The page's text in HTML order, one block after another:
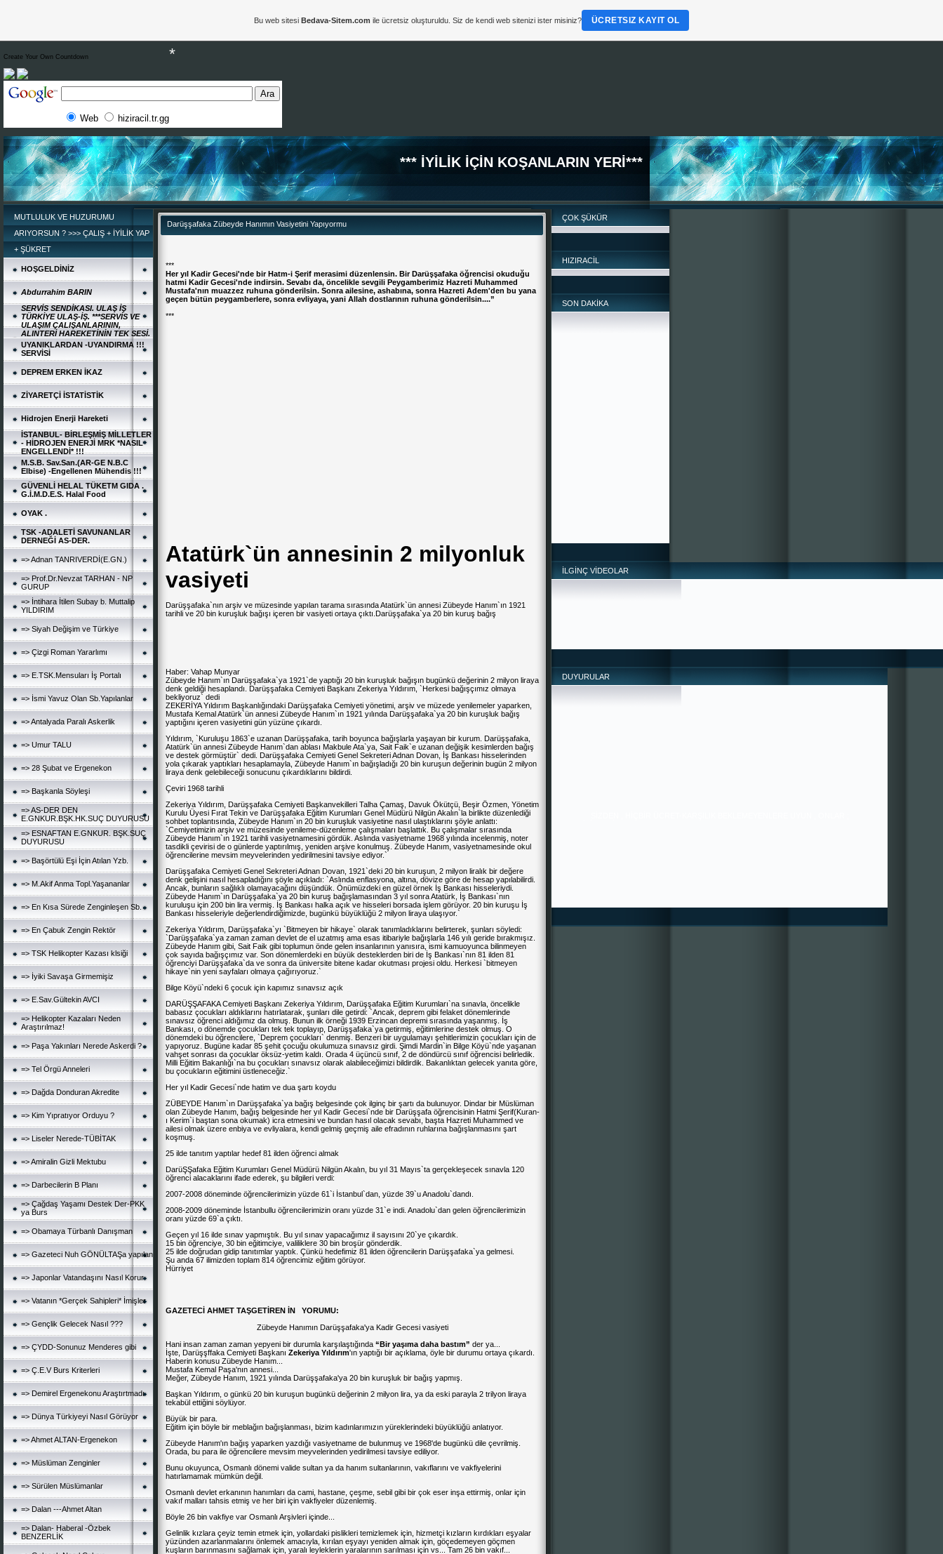
Create Your Own Countdown
Web hiziracil.tr.gg
*** İYİLİK İÇİN KOŞANLARIN YERİ***
MUTLULUK VE HUZURUMU
ARIYORSUN ? >>> ÇALIŞ + İYİLİK YAP
+ ŞÜKRET
HOŞGELDİNİZ
Abdurrahim BARIN
SERVİS SENDİKASI. ULAŞ İŞ
TÜRKİYE ULAŞ-İŞ. ***SERVİS VE
ULAŞIM ÇALIŞANLARININ,
ALINTERİ HAREKETİNİN TEK SESİ.
UYANIKLARDAN -UYANDIRMA !!!
SERVİSİ
DEPREM ERKEN İKAZ
ZİYARETÇİ İSTATİSTİK
Hidrojen Enerji Hareketi
İSTANBUL- BİRLEŞMİŞ MİLLETLER
- HİDROJEN ENERJİ MRK *NASIL
ENGELLENDİ* !!!
M.S.B. Sav.San.(AR-GE N.B.C
Elbise) -Engellenen Mühendis !!!
GÜVENLİ HELAL TÜKETM GIDA .
G.İ.M.D.E.S. Halal Food
OYAK .
TSK -ADALETİ SAVUNANLAR
DERNEĞİ AS-DER.
=> Adnan TANRIVERDİ(E.GN.)
=> Prof.Dr.Nevzat TARHAN - NP
GURUP
=> İntihara İtilen Subay b. Muttalip
YILDIRIM
=> Siyah Değişim ve Türkiye
=> Çizgi Roman Yararlımı
=> E.TSK.Mensuları İş Portalı
=> İsmi Yavuz Olan Sb.Yapılanlar
=> Antalyada Paralı Askerlik
=> Umur TALU
=> 28 Şubat ve Ergenekon
=> Başkanla Söyleşi
=> AS-DER DEN
E.GNKUR.BŞK.HK.SUÇ DUYURUSU
=> ESNAFTAN E.GNKUR. BŞK.SUÇ
DUYURUSU
=> Başörtülü Eşi İçin Atılan Yzb.
=> M.Akif Anma Topl.Yaşananlar
=> En Kısa Sürede Zenginleşen Sb.
=> En Çabuk Zengin Rektör
=> TSK Helikopter Kazası klsiği
=> İyiki Savaşa Girmemişiz
=> E.Sav.Gültekin AVCI
=> Helikopter Kazaları Neden
Araştırılmaz!
=> Paşa Yakınları Nerede Askerdi ?
=> Tel Örgü Anneleri
=> Dağda Donduran Akredite
=> Kim Yıpratıyor Orduyu ?
=> Liseler Nerede-TÜBİTAK
=> Amiralin Gizli Mektubu
=> Darbecilerin B Planı
=> Çağdaş Yaşamı Destek Der-PKK
ya Burs
=> Obamaya Türbanlı Danışman
=> Gazeteci Nuh GÖNÜLTAŞa yapılan
=> Japonlar Vatandaşını Nasıl Korur
=> Vatanın *Gerçek Sahipleri* İmişler
=> Gençlik Gelecek Nasıl ???
=> ÇYDD-Sonunuz Menderes gibi
=> Ç.E.V Burs Kriterleri
=> Demirel Ergenekonu Araştırtmadı
=> Dünya Türkiyeyi Nasıl Görüyor
=> Ahmet ALTAN-Ergenekon
=> Müslüman Zenginler
=> Sürülen Müslümanlar
=> Dalan ---Ahmet Altan
=> Dalan- Haberal -Özbek
BENZERLİK
Darüşşafaka Zübeyde Hanımın Vasiyetini Yapıyormu
***
Her yıl Kadir Gecesi'nde bir Hatm-i Şerif merasimi düzenlensin. Bir Darüşşafaka öğrencisi okuduğu
hatmi Kadir Gecesi'nde indirsin. Sevabı da, öncelikle sevgili Peygamberimiz Hazreti Muhammed
Mustafa'nın muazzez ruhuna gönderilsin. Sonra ailesine, ashabına, sonra Hazreti Adem'den bu yana
geçen bütün peygamberlere, sonra evliyaya, yani Allah dostlarının ruhuna gönderilsin....”
***
Atatürk`ün annesinin 2 milyonluk
vasiyeti
Darüşşafaka`nın arşiv ve müzesinde yapılan tarama sırasında Atatürk`ün annesi Zübeyde Hanım`ın 1921
tarihli ve 20 bin kuruşluk bağışı içeren bir vasiyeti ortaya çıktı.Darüşşafaka`ya 20 bin kuruş bağış
Haber: Vahap Munyar
Zübeyde Hanım`ın Darüşşafaka`ya 1921`de yaptığı 20 bin kuruşluk bağışın bugünkü değerinin 2 milyon liraya
denk geldiği hesaplandı. Darüşşafaka Cemiyeti Başkanı Zekeriya Yıldırım , `Herkesi bağışçımız olmaya
bekliyoruz` dedi
ZEKERİYA Yıldırım Başkanlığındaki Darüşşafaka Cemiyeti yönetimi, arşiv ve müzede yenilemeler yaparken,
Mustafa Kemal Atatürk`ün annesi Zübeyde Hanım`ın 1921 yılında Darüşşafaka`ya 20 bin kuruşluk bağış
yaptığını içeren vasiyetini gün yüzüne çıkardı.
Yıldırım, `Kuruluşu 1863`e uzanan Darüşşafaka, tarih boyunca bağışlarla yaşayan bir kurum. Darüşşafaka,
Atatürk`ün annesi Zübeyde Hanım`dan ablası Makbule Ata`ya, Sait Faik`e uzanan değişik kesimlerden bağış
ve destek görmüştür` dedi. Darüşşafaka Cemiyeti Genel Sekreteri Adnan Dovan, İş Bankası hisselerinden
yola çıkarak yaptıkları hesaplamayla, Zübeyde Hanım`ın bağışladığı 20 bin kuruşun değerinin bugün 2 milyon
liraya denk gelebileceği sonucunu çıkardıklarını bildirdi.
Çeviri 1968 tarihli
Zekeriya Yıldırım , Darüşşafaka Cemiyeti Başkanvekilleri Talha Çamaş , Davuk Ökütçü Beşir Özmen , Yönetim
Kurulu Üyesi Fırat Tekin ve Darüşşafaka Eğitim Kurumları Genel Müdürü NilgünAkalın`la birlikte düzenlediği
sohbet toplantısında, Zübeyde Hanım`ın 20 bin kuruşluk vasiyetine nasıl ulaştıklarını şöyle anlattı:
`Cemiyetimizin arşiv ve müzesinde yenileme-düzenleme çalışmaları başlattık. Bu çalışmalar sırasında
Zübeyde Hanım`ın 1921 tarihli vasiyetnamesini gördük. Aslında vasiyetname 1968 yılında incelenmiş, noter
tasdikli çevirisi de o günlerde yaptırılmış, yeniden arşive konulmuş. Zübeyde Hanım, vasiyetnamesinde okul
öğrencilerine mevsim meyvelerinden yedirilmesini tavsiye ediyor.`
Darüşşafaka Cemiyeti Genel Sekreteri Adnan Dovan, 1921`deki 20 bin kuruşun, 2 milyon liralık bir değere
denk gelişini nasıl hesapladığını şöyle açıkladı: `Aslında enflasyona, altına, dövize göre de hesap yapılabilirdi.
Ancak, bunların sağlıklı olamayacağını düşündük. Önümüzdeki en güzel örnek İş Bankası hisseleriydi.
Zübeyde Hanım`ın Darüşşafaka`ya 20 bin kuruş bağışlamasından 3 yıl sonra Atatürk, İş Bankası`nın
kuruluşu için 200 bin lira vermiş. İş Bankası halka açık ve hisseleri borsada işlem görüyor. 20 bin kuruşu İş
Bankası hisseleriyle değerlendirdiğimizde, bugünkü büyüklüğü 2 milyon liraya ulaşıyor.`
Zekeriya Yıldırım, Darüşşafaka`yı `Bitmeyen bir hikaye` olarak tanımladıklarını belirterek, şunları söyledi:
`Darüşşafaka`ya zaman zaman devlet de el uzatmış ama esas itibariyle bağışlarla 146 yılı geride bırakmışız.
Zübeyde Hanım gibi, Sait Faik gibi toplumun önde gelen insanlarının yanısıra, ismi kamuoyunca bilinmeyen
çok sayıda bağışçımız var. Son dönemlerdeki en büyük desteklerden biri de İş Bankası`nın 81 ilden 81
öğrenciyi Darüşşafaka`da ve sonra da üniversite bitene kadar okutması projesi oldu. Herkesi `bitmeyen
hikaye`nin yeni sayfaları olmaya çağırıyoruz.`
Bilge Köyü`ndeki 6 çocuk için kapımız sınavsız açık
DARÜŞŞAFAKA Cemiyeti Başkanı Zekeriya Yıldırım, Darüşşafaka Eğitim Kurumları`na sınavla, öncelikle
babasız çocukları aldıklarını hatırlatarak, şunları dile getirdi: `Ancak, deprem gibi felaket dönemlerinde
sınavsız öğrenci aldığımız da olmuş. Bunun ilk örneği 1939 Erzincan depremi sırasında yaşanmış. İş
Bankası, o dönemde çocukları tek tek toplayıp, Darüşşafaka`ya getirmiş, eğitimlerine destek olmuş. O
dönemdeki bu öğrencilere, `Deprem çocukları` denmiş. Benzeri bir uygulamayı şehitlerimizin çocukları için de
yapıyoruz. Bugüne kadar 85 şehit çocuğu okulumuza sınavsız girdi. Şimdi Mardin`in Bilge Köyü`nde yaşanan
vahşet sonrası da çocuklar öksüz-yetim kaldı. Orada 4 üçüncü sınıf, 2 de döndürcü sınıf öğrencisi belirledik.
Milli Eğitim Bakanlığı`na bu çocukları sınavsız olarak alabileceğimizi bildirdik. Bakanlıktan gelecek yanıta göre,
bu çocukların eğitimini üstleneceğiz.`
Her yıl Kadir Gecesi`nde hatim ve dua şartı koydu
ZÜBEYDE Hanım`ın Darüşşafaka`ya bağış belgesinde çok ilginç bir şartı da bulunuyor. Dindar bir Müslüman
olan Zübeyde Hanım, bağış belgesinde her yıl Kadir Gecesi`nde bir Darüşşafa öğrencisinin Hatmi Şerif(Kuran-
ı Kerim`i baştan sona okumak) icra etmesini ve bundan hasıl olacak sevabı, başta Hazreti Muhammed ve
ailesi olmak üzere enbiya ve evliyalara, kendi gelmiş geçmiş aile efradının ruhlarına bağışlanmasını şart
koşmuş.
25 ilde tanıtım yaptılar hedef 81 ilden öğrenci almak
DarüŞŞafaka Eğitim Kurumları Genel Müdürü Nilgün Akalın, bu yıl 31 Mayıs`ta gerçekleşecek sınavla 120
öğrenci alacaklarını ifade ederek, şu bilgileri verdi:
2007-2008 döneminde öğrencilerimizin yüzde 61`i İstanbul`dan, yüzde 39`u Anadolu`dandı.
2008-2009 döneminde İstanbullu öğrencilerimizin oranı yüzde 31`e indi. Anadolu`dan gelen öğrencilerimizin
oranı yüzde 69`a çıktı.
Geçen yıl 16 ilde sınav yapmıştık. Bu yıl sınav yapacağımız il sayısını 20`ye çıkardık.
15 bin öğrenciye, 30 bin eğitimciye, valiliklere 30 bin broşür gönderdik.
25 ilde doğrudan gidip tanıtımlar yaptık. Çünkü hedefimiz 81 ilden öğrencilerin Darüşşafaka`ya gelmesi.
Şu anda 67 ilimizden toplam 814 öğrencimiz eğitim görüyor.
Hürriyet
GAZETECİ AHMET TAŞGETİREN İN YORUMU:
Zübeyde Hanımın Darüşşafaka'ya Kadir Gecesi vasiyeti
Hani insan zaman zaman yepyeni bir durumla karşılaştığında “Bir yaşıma daha bastım” der ya...
İşte, Darüşşffaka Cemiyeti Başkanı Zekeriya Yıldırım'ın yaptığı bir açıklama, öyle bir durumu ortaya çıkardı.
Haberin konusu Zübeyde Hanım...
Mustafa Kemal Paşa'nın annesi...
Meğer, Zübeyde Hanım, 1921 yılında Darüşşafaka'ya 20 bin kuruşluk bir bağış yapmış.
Başkan Yıldırım, o günkü 20 bin kuruşun bugünkü değerinin 2 milyon lira, ya da eski parayla 2 trilyon liraya
tekabül ettiğini söylüyor.
Büyük bir para.
Eğitim için böyle bir meblağın bağışlanması, bizim kadınlarımızın yüreklerindeki büyüklüğü anlatıyor.
Zübeyde Hanım'ın bağış yaparken yazdığı vasiyetname de bulunmuş ve 1968'de bugünkü dile çevrilmiş.
Orada, bu para ile öğrencilere mevsim meyvelerinden yedirilmesi tavsiye ediliyor.
Bunu okuyunca, Osmanlı dönemi valide sultan ya da hanım sultanlarının, vakıflarını ve vakfiyelerini
hatırlamamak mümkün değil.
Osmanlı devlet erkanının hanımları da cami, hastane, çeşme, sebil gibi bir çok eser inşa ettirmiş, onlar için
vakıf malları tahsis etmiş ve her biri için vakfiyeler düzenlemiş.
Böyle 26 bin vakfiye var Osmanlı Arşivleri içinde...
Gelinlik kızlara çeyiz temin etmek için, yollardaki pislikleri temizlemek için, hizmetçi kızların kırdıkları eşyalar
yüzünden azarlanmalarını önlemek amacıyla, kırılan eşyayı yeniden almak için, göçedemeyen göçmen
kuşların barınmasını sağlamak için, yaralı leyleklerin yaralarının sarılması için vs... Tam 26 bin vakıf...
ÇOK ŞÜKÜR
HIZIRACİL
SON DAKİKA
İLGİNÇ VİDEOLAR
DUYURULAR
Bu web sitesi Bedava-Sitem.com ile ücretsiz oluşturuldu. Siz de kendi web sitenizi ister misiniz? ÜCRETSIZ KAYIT OL
*